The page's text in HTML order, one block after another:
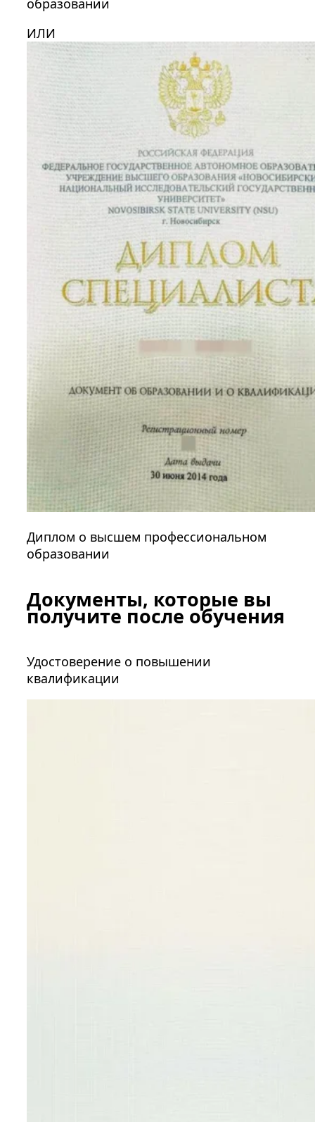
образовании
ИЛИ
Диплом о высшем профессиональном
образовании
Документы, которые вы
получите после обучения
Удостоверение о повышении
квалификации